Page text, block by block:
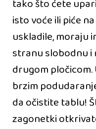
tako što ćete
isto voće ili piće
uskladile, moraju
stranu slobodnu i
drugom
brzim
da očistite tablu!
zagonetki